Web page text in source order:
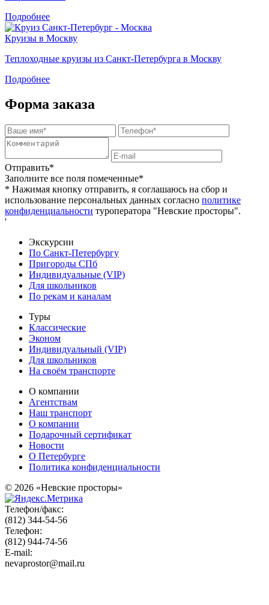
Подробнее
Круизы в Москву
Теплоходные круизы из Санкт-Петербурга в Москву
Подробнее
Форма заказа
Отправить*
Заполните все поля помеченные*
* Нажимая кнопку отправить, я соглашаюсь на сбор и
использование персональных данных согласно политике
конфиденциальности туроператора "Невские просторы".
'
Экскурсии
По Санкт-Петербургу
Пригороды СПб
Индивидуальные (VIP)
Для школьников
По рекам и каналам
Туры
Классические
Эконом
Индивидуальный (VIP)
Для школьников
На своём транспорте
О компании
Агентствам
Наш транспорт
О компании
Подарочный сертификат
Новости
О Петербурге
Политика конфиденциальности
© 2026 «Невские просторы»
Телефон/факс:
(812) 344-54-56
Телефон:
(812) 944-74-56
E-mail:
nevaprostor@mail.ru